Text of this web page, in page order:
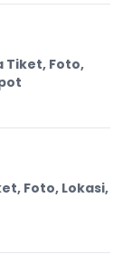
Tiket, Foto,
Foto, Lokasi,